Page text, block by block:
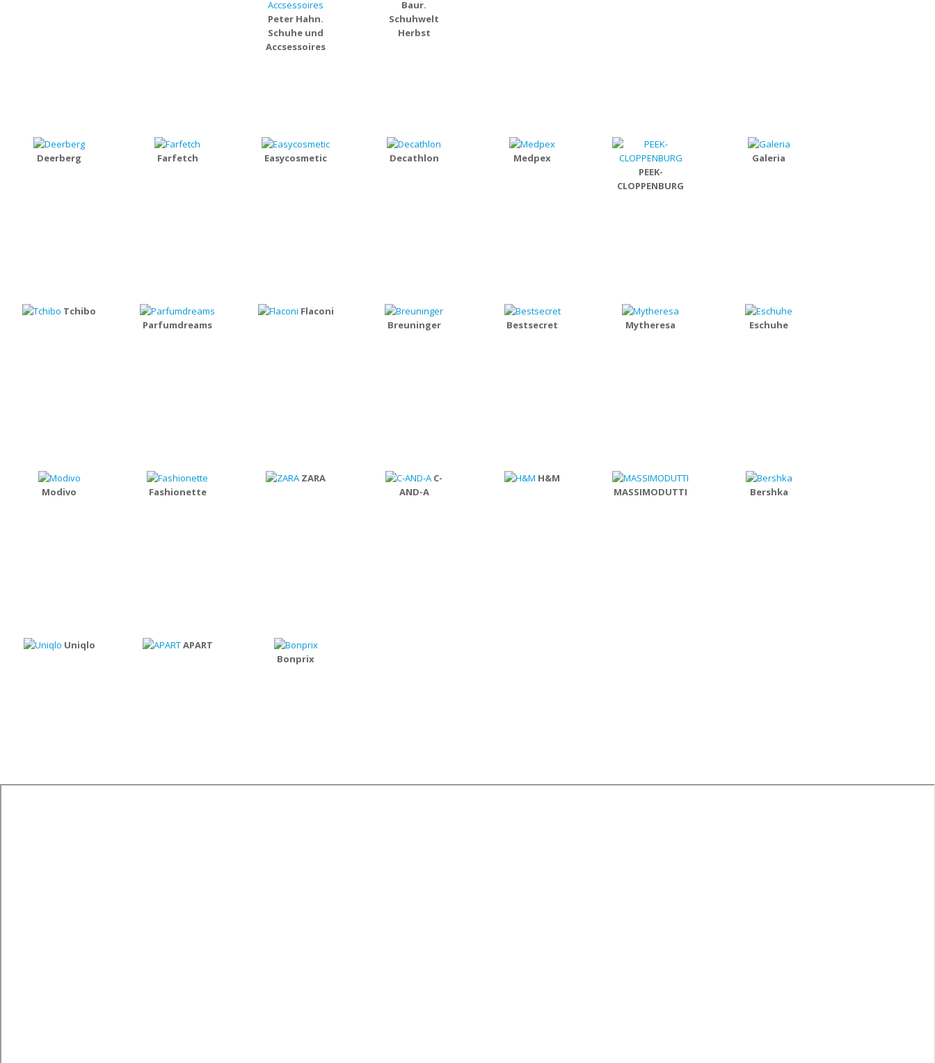
Peter Hahn.
Schuhe und
Accsessoires
Baur.
Schuhwelt
Herbst
Deerberg Farfetch Easycosmetic Decathlon
Medpex
PEEK-
CLOPPENBURG
Galeria
Tchibo
Parfumdreams
Flaconi
Breuninger
Bestsecret Mytheresa Eschuhe
Modivo Fashionette
ZARA
C-
AND-A
H&M
MASSIMODUTTI
Bershka
Uniqlo
APART
Bonprix